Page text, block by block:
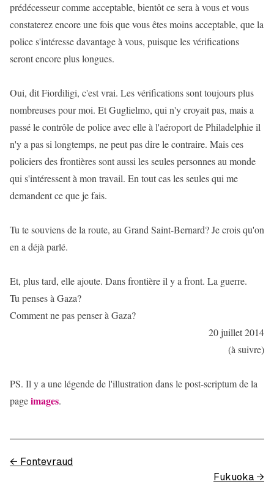
prédécesseur comme acceptable, bientôt ce sera à vous et vous
constaterez encore une fois que vous êtes moins acceptable, que la
police s'intéresse davantage à vous, puisque les vérifications
seront encore plus longues.
Oui, dit Fiordiligi, c'est vrai. Les vérifications sont toujours plus
nombreuses pour moi. Et Guglielmo, qui n'y croyait pas, mais a
passé le contrôle de police avec elle à l'aéroport de Philadelphie il
n'y a pas si longtemps, ne peut pas dire le contraire. Mais ces
policiers des frontières sont aussi les seules personnes au monde
qui s'intéressent à mon travail. En tout cas les seules qui me
demandent ce que je fais.
Tu te souviens de la route, au Grand Saint-Bernard? Je crois qu'on
en a déjà parlé.
Et, plus tard, elle ajoute. Dans frontière il y a front. La guerre.
Tu penses à Gaza?
Comment ne pas penser à Gaza?
20 juillet 2014
(à suivre)
PS. Il y a une légende de l'illustration dans le post-scriptum de la
pageimages.
← Fontevraud
Fukuoka →